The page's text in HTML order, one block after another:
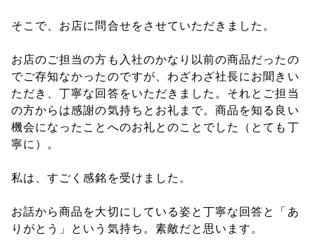
そこで、お店に問合せをさせていただきました。
お店のご担当の方も入社のかなり以前の商品だったの
でご存知なかったのですが、わざわざ社長にお聞きい
ただき、丁寧な回答をいただきました。それとご担当
の方からは感謝の気持ちとお礼まで。商品を知る良い
機会になったことへのお礼とのことでした（とても丁
寧に）。
私は、すごく感銘を受けました。
お話から商品を大切にしている姿と丁寧な回答と「あ
りがとう」という気持ち。素敵だと思います。